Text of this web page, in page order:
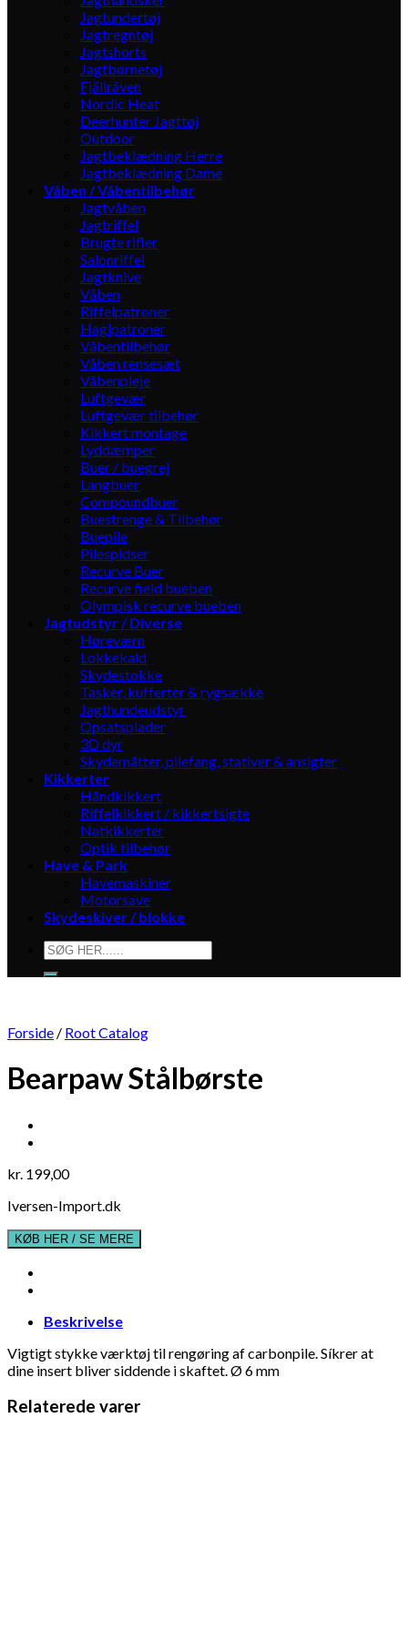
Jagtundertøj
Jagtregntøj
Jagtshorts
Jagtbørnetøj
Fjällräven
Nordic Heat
Deerhunter Jagttøj
Outdoor
Jagtbeklædning Herre
Jagtbeklædning Dame
Våben / Våbentilbehør
Jagtvåben
Jagtriffel
Brugte rifler
Salonriffel
Jagtknive
Våben
Riffelpatroner
Haglpatroner
Våbentilbehør
Våben rensesæt
Våbenpleje
Luftgevær
Luftgevær tilbehør
Kikkert montage
Lyddæmper
Buer / buegrej
Langbuer
Compoundbuer
Buestrenge & Tilbehør
Buepile
Pilespidser
Recurve Buer
Recurve field bueben
Olympisk recurve bueben
Jagtudstyr / Diverse
Høreværn
Lokkekald
Skydestokke
Tasker, kufferter & rygsække
Jagthundeudstyr
Opsatsplader
3D dyr
Skydemåtter, pilefang, stativer & ansigter
Kikkerter
Håndkikkert
Riffelkikkert / kikkertsigte
Natkikkerter
Optik tilbehør
Have & Park
Havemaskiner
Motorsave
Skydeskiver / blokke
Søg
efter:
Forside / Root Catalog
Bearpaw Stålbørste
kr. 199,00
Iversen-Import.dk
KØB HER / SE MERE
Beskrivelse
Vigtigt stykke værktøj til rengøring af carbonpile. Síkrer at
dine insert bliver siddende i skaftet. Ø 6 mm
Relaterede varer